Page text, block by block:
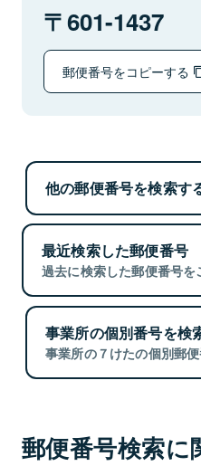
601-1437
郵便番号をコピーする
他の郵便番号を検索す
最近検索した郵便番号
過去に検索した郵便番号を
事業所の個別番号を検
事業所の７けたの個別郵便
郵便番号検索に